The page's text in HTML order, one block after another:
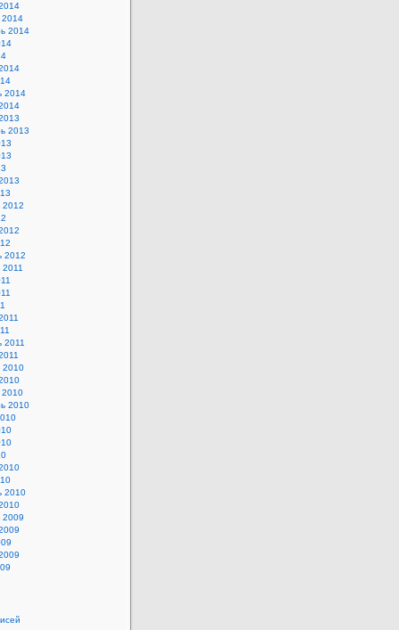
2014
2014
2014
2013
2012
2012
2011
2011
2010
2010
2010
2010
2009